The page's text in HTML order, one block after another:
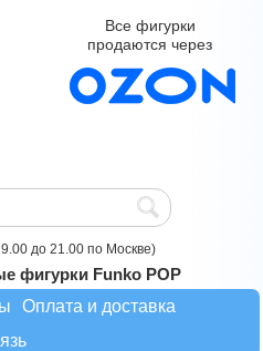
Все фигурки
продаются через
до 21.00 по Москве)
фигурки Funko POP
Оплата и доставка